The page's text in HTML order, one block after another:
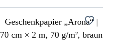
Geschenkpapier „Arona“ |
70 cm × 2 m, 70 g/m², braun